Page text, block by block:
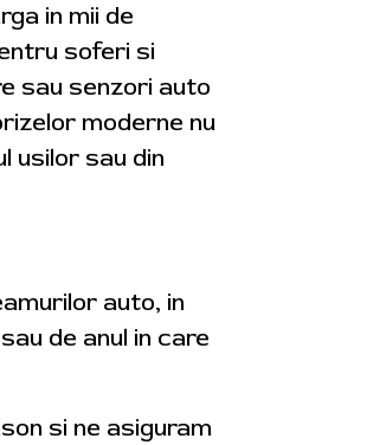
in mii de
soferi si
sau senzori auto
moderne nu
usilor sau din
auto, in
de anul in care
si ne asiguram